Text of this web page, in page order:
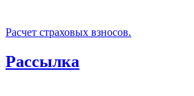
Расчет страховых взносов.
Рассылка